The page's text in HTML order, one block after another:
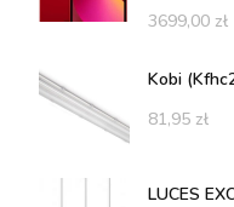
3699,00 zł
Kobi
81,95 zł
LUCES